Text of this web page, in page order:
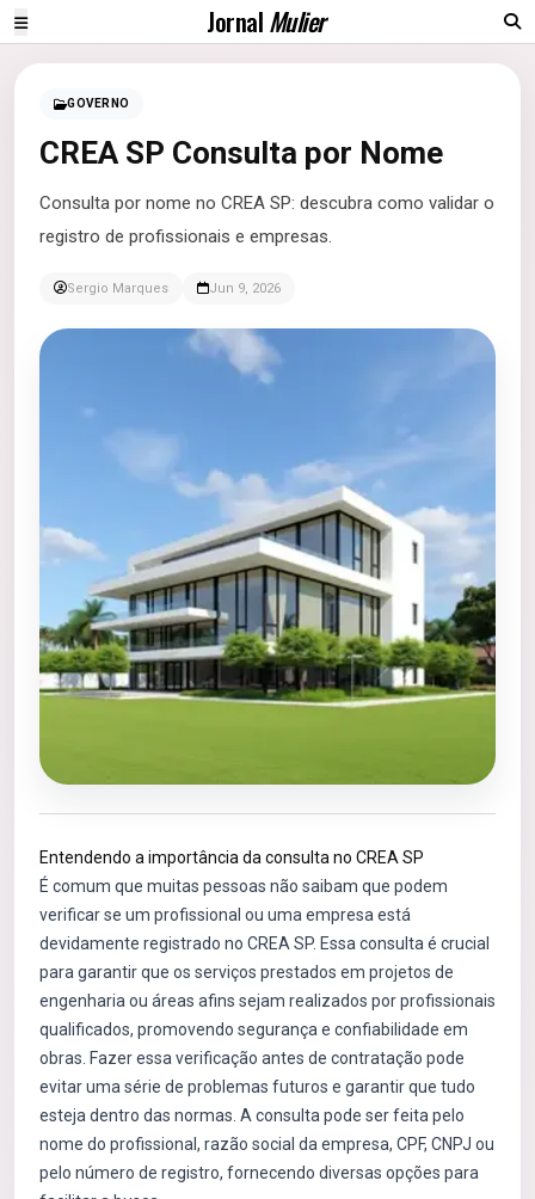
JornalMulier
GOVERNO
CREA SP Consulta por Nome
Consulta por nome no CREA SP: descubra como validar o
registro de profissionais e empresas.
Sergio Marques Jun 9, 2026
Entendendo a importância da consulta no CREA SP
É comum que muitas pessoas não saibam que podem
verificar se um profissional ou uma empresa está
devidamente registrado no CREA SP. Essa consulta é crucial
para garantir que os serviços prestados em projetos de
engenharia ou áreas afins sejam realizados por profissionais
qualificados, promovendo segurança e confiabilidade em
obras. Fazer essa verificação antes de contratação pode
evitar uma série de problemas futuros e garantir que tudo
esteja dentro das normas. A consulta pode ser feita pelo
nome do profissional, razão social da empresa, CPF, CNPJ ou
pelo número de registro, fornecendo diversas opções para